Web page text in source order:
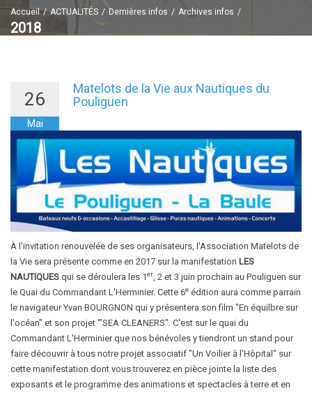
Accueil ACTUALITÉS Dernières infos Archives infos
2018
26
Mai
Matelots de la Vie aux Nautiques du
Pouliguen
À l'invitation renouvelée de ses organisateurs, l'Association Matelots de
la Vie sera présente comme en 2017 sur la manifestation LES
NAUTIQUES qui se déroulera les 1er , 2 et 3 juin prochain au Pouliguen sur
le Quai du Commandant L'Herminier. Cette 6e édition aura comme parrain
le navigateur Yvan BOURGNON qui y présentera son film "En équilbre sur
l'océan" et son projet '"SEA CLEANERS". C'est sur le quai du
Commandant L'Herminier que nos bénévoles y tiendront un stand pour
faire découvrir à tous notre projet associatif "Un Voilier à l'Hôpital" sur
cette manifestation dont vous trouverez en pièce jointe la liste des
exposants et le programme des animations et spectacles à terre et en